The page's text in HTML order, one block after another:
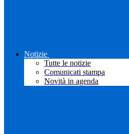
Notizie
Tutte le notizie
Comunicati stampa
Novità in agenda